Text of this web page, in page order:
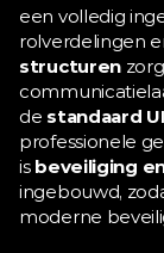
een volledig
rolverdelingen
structuren
de standaard
professionele
is beveiliging
ingebouwd,
moderne